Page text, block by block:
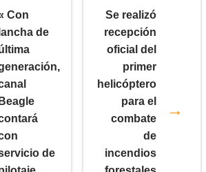
Con
lancha de
Beagle
de
Se realizó
recepción
oficial del
primer
helicóptero
para el
combate
de
incendios